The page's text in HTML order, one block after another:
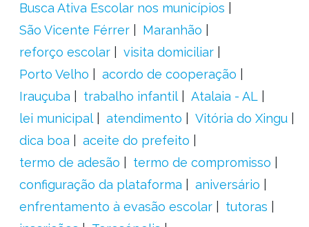
Busca Ativa Escolar nos municípios
São Vicente Férrer
Maranhão
reforço escolar
visita domiciliar
Porto Velho
acordo de cooperação
Irauçuba
trabalho infantil
Atalaia - AL
lei municipal
atendimento
Vitória do Xingu
dica boa
aceite do prefeito
termo de adesão
termo de compromisso
configuração da plataforma
aniversário
enfrentamento à evasão escolar
tutoras